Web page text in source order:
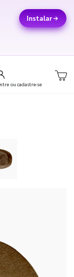
Instalar
ou cadastre-se